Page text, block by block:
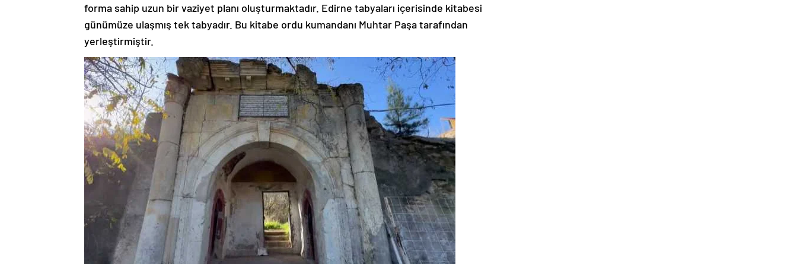
forma sahip uzun bir vaziyet planı oluşturmaktadır. Edirne tabyaları içerisinde kitabesi
günümüze ulaşmış tek tabyadır. Bu kitabe ordu kumandanı Muhtar Paşa tarafından
yerleştirmiştir.